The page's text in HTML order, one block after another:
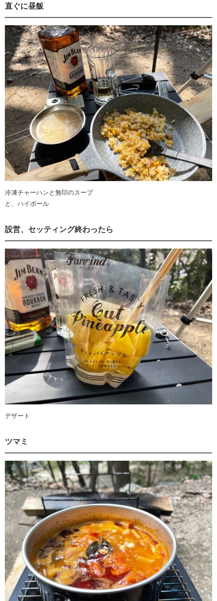
直ぐに昼飯
冷凍チャーハンと無印のスープ
と、ハイボール
設営、セッティング終わったら
デザート
ツマミ